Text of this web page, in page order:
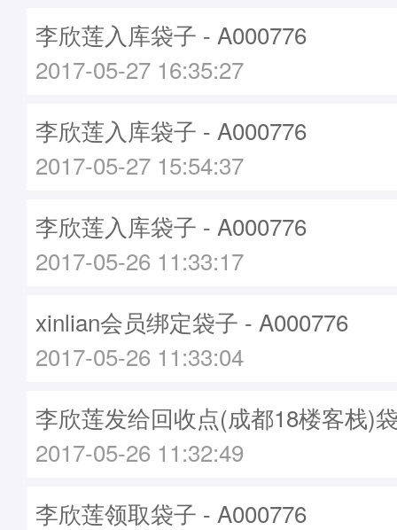
李欣莲入库袋子 - A000776
2017-05-27 16:35:27
李欣莲入库袋子 - A000776
2017-05-27 15:54:37
李欣莲入库袋子 - A000776
2017-05-26 11:33:17
xinlian会员绑定袋子 - A000776
2017-05-26 11:33:04
李欣莲发给回收点(成都18楼客栈)
2017-05-26 11:32:49
李欣莲领取袋子 - A000776